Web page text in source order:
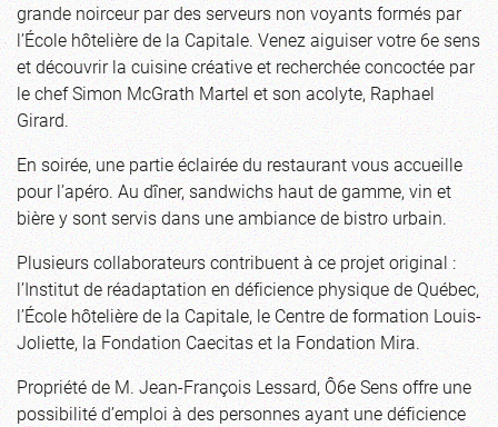
grande noirceur par des serveurs non voyants formés par
l’École hôtelière de la Capitale. Venez aiguiser votre 6e sens
et découvrir la cuisine créative et recherchée concoctée par
le chef Simon McGrath Martel et son acolyte, Raphael
Girard.
En soirée, une partie éclairée du restaurant vous accueille
pour l’apéro. Au dîner, sandwichs haut de gamme, vin et
bière y sont servis dans une ambiance de bistro urbain.
Plusieurs collaborateurs contribuent à ce projet original :
l’Institut de réadaptation en déficience physique de Québec,
l’École hôtelière de la Capitale, le Centre de formation Louis-
Joliette, la Fondation Caecitas et la Fondation Mira.
Propriété de M. Jean-François Lessard, Ô6e Sens offre une
possibilité d’emploi à des personnes ayant une déficience